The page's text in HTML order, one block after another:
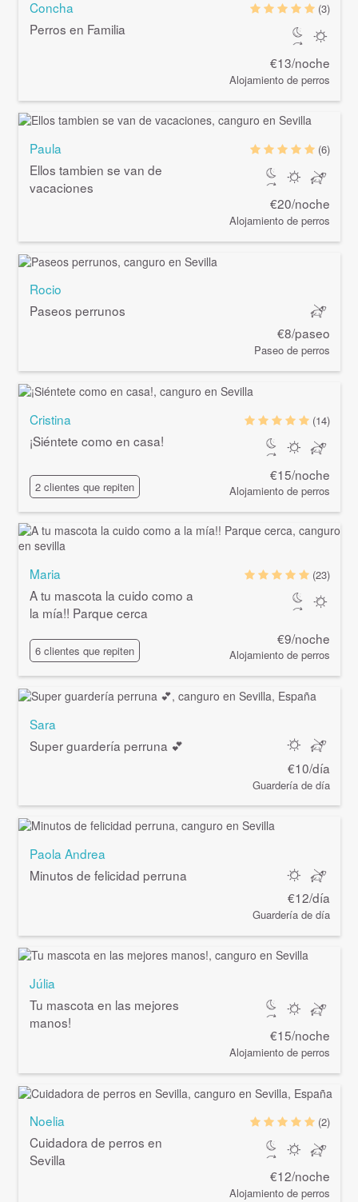
Concha
Perros en Familia
(3)
€13/noche
Alojamiento de perros
Paula
Ellos tambien se van de
vacaciones
(6)
€20/noche
Alojamiento de perros
Rocio
Paseos perrunos
€8/paseo
Paseo de perros
Cristina
¡Siéntete como en casa!
2 clientes que repiten
(14)
€15/noche
Alojamiento de perros
Maria
A tu mascota la cuido como a
la mía!! Parque cerca
6 clientes que repiten
(23)
€9/noche
Alojamiento de perros
Sara
Super guardería perruna 💕
€10/día
Guardería de día
Paola Andrea
Minutos de felicidad perruna
€12/día
Guardería de día
Júlia
Tu mascota en las mejores
manos!
€15/noche
Alojamiento de perros
Noelia
Cuidadora de perros en
Sevilla
(2)
€12/noche
Alojamiento de perros